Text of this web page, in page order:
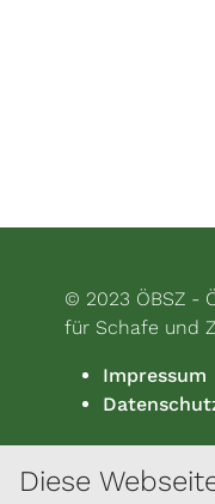
Diese
© 2023 ÖBSZ -
für Schafe und
Impressum